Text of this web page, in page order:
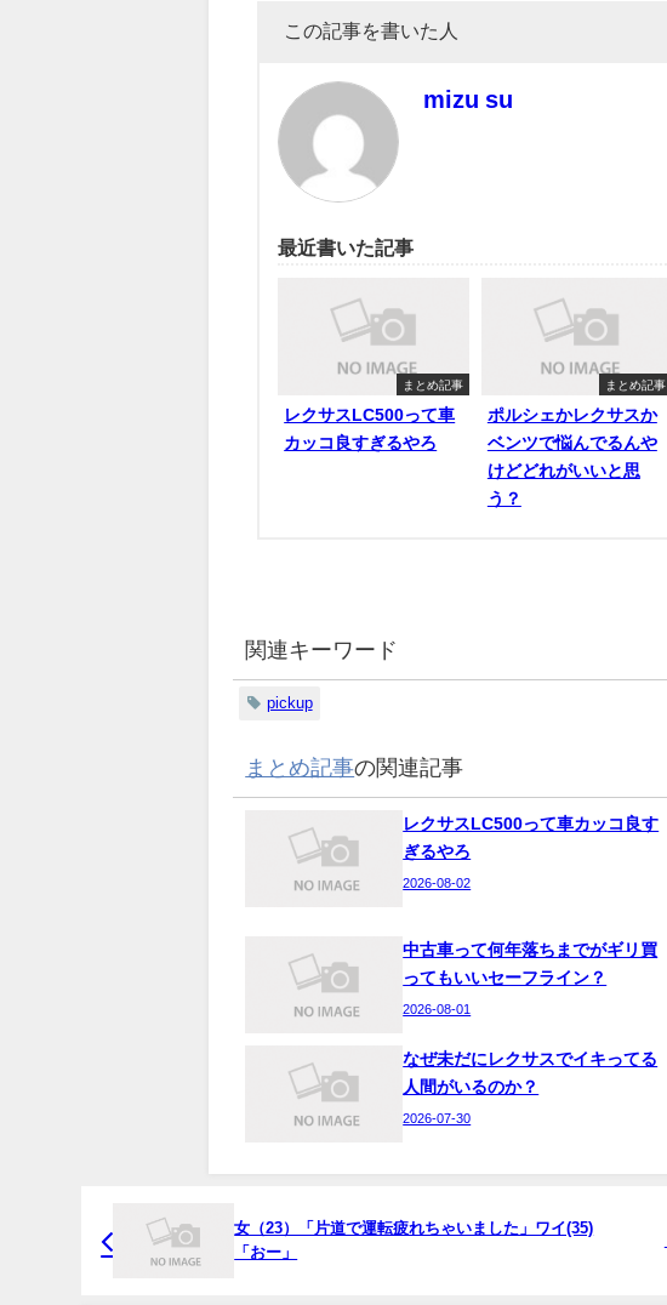
この記事を書いた人
mizu su
最近書いた記事
まとめ記事
レクサスLC500って車
カッコ良すぎるやろ
まとめ記事
ポルシェかレクサスか
ベンツで悩んでるんや
けどどれがいいと思
う？
関連キーワード
pickup
まとめ記事の関連記事
レクサスLC500って車カッコ良す
ぎるやろ
2026-08-02
中古車って何年落ちまでがギリ買
ってもいいセーフライン？
2026-08-01
なぜ未だにレクサスでイキってる
人間がいるのか？
2026-07-30
女（23）「片道で運転疲れちゃいました」ワイ(35)
「おー」